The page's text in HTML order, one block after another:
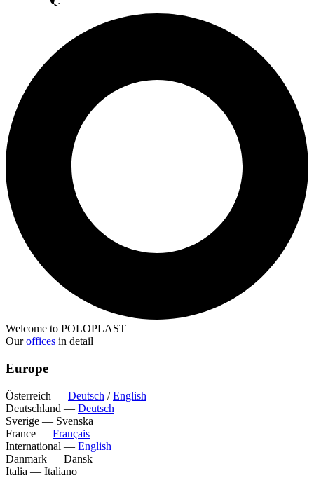
Welcome to POLOPLAST
Ouroffices in detail
Europe
Österreich — Deutsch /English
Deutschland — Deutsch
Sverige — Svenska
France — Français
International — English
Danmark — Dansk
Italia — Italiano